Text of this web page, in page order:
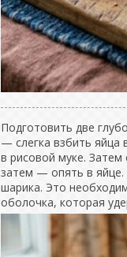
Подготовить две
— слегка взбить яйца
в рисовой муке.
затем — опять в яйце.
шарика. Это
оболочка, которая